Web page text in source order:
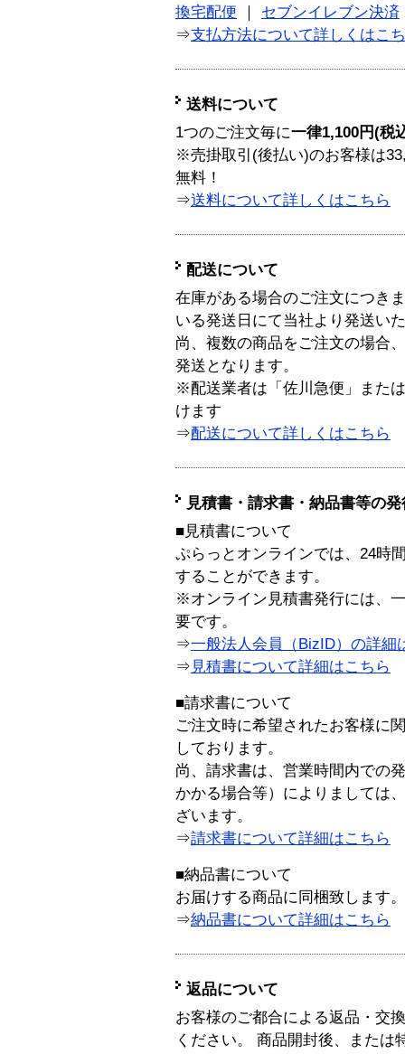
換宅配便
セブンイレブン決済
⇒支払方法について詳しくはこ
送料について
1つのご注文毎に一律1,100円(税
※売掛取引(後払い)のお客様は
無料！
⇒送料について詳しくはこちら
配送について
在庫がある場合のご注文につき
いる発送日にて当社より発送い
尚、複数の商品をご注文の場合
発送となります。
※配送業者は「佐川急便」また
けます
⇒配送について詳しくはこちら
見積書・請求書・納品書等の
■見積書について
ぷらっとオンラインでは、24時
することができます。
※オンライン見積書発行には、
要です。
⇒一般法人会員（BizID）の詳細
⇒ 見積書について詳細はこちら
■請求書について
ご注文時に希望されたお客様に
しております。
尚、請求書は、営業時間内での
かかる場合等）によりましては
ざいます。
⇒請求書について詳細はこちら
■納品書について
お届けする商品に同梱致します。
⇒納品書について詳細はこちら
返品について
お客様のご都合による返品・交
ください。 商品開封後、または